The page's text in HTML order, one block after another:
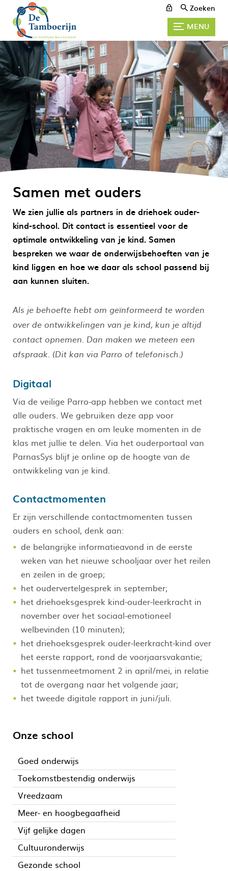
Zoeken
MENU
Samen met ouders
We zien jullie als partners in de driehoek ouder-
kind-school. Dit contact is essentieel voor de
optimale ontwikkeling van je kind. Samen
bespreken we waar de onderwijsbehoeften van je
kind liggen en hoe we daar als school passend bij
aan kunnen sluiten.
Als je behoefte hebt om geïnformeerd te worden
over de ontwikkelingen van je kind, kun je altijd
contact opnemen. Dan maken we meteen een
afspraak. (Dit kan via Parro of telefonisch.)
Digitaal
Via de veilige Parro-app hebben we contact met
alle ouders. We gebruiken deze app voor
praktische vragen en om leuke momenten in de
klas met jullie te delen. Via het ouderportaal van
ParnasSys blijf je online op de hoogte van de
ontwikkeling van je kind.
Contactmomenten
Er zijn verschillende contactmomenten tussen
ouders en school, denk aan:
de belangrijke informatieavond in de eerste
weken van het nieuwe schooljaar over het reilen
en zeilen in de groep;
het oudervertelgesprek in september;
het driehoeksgesprek kind-ouder-leerkracht in
november over het sociaal-emotioneel
welbevinden (10 minuten);
het driehoeksgesprek ouder-leerkracht-kind over
het eerste rapport, rond de voorjaarsvakantie;
het tussenmeetmoment 2 in april/mei, in relatie
tot de overgang naar het volgende jaar;
het tweede digitale rapport in juni/juli.
Onze school
Goed onderwijs
Toekomstbestendig onderwijs
Vreedzaam
Meer- en hoogbegaafheid
Vijf gelijke dagen
Cultuuronderwijs
Gezonde school